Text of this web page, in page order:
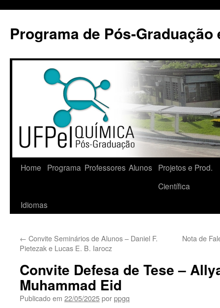
conteúdo
Programa de Pós-Graduação
Home Programa Professores Alunos
Projetos e Prod.
Científica
Idiomas
← Convite Seminários de Alunos – Daniel F.
Pietezak e Lucas E. B. Iarocz
Nota de
Convite Defesa de Tese –
Muhammad Eid
Publicado em 22/05/2025porppgq